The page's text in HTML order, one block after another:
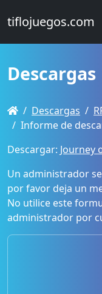
tiflojuegos.com
Descargas
Descargas
Informe de
Descargar: Journey
Un administrador
por favor deja un
No utilice este
administrador por